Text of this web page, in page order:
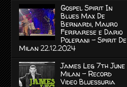
Gospel Spirit In
Blues Max De
Bernardi, Mauro
Ferrarese e Dario
Polerani - Spirit De
Milan 22.12.2024
James Leg 7th June
Milan - Record
Video Bluessuria